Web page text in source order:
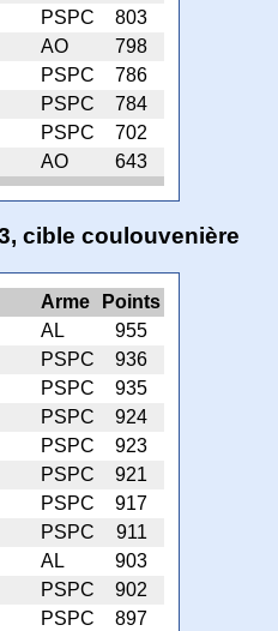
PSPC
803
AO
798
PSPC
786
PSPC
784
PSPC
702
AO 643
cible coulouvenière
Arme
Points
AL
955
PSPC
936
PSPC
935
PSPC
924
PSPC
923
PSPC
921
PSPC
917
PSPC
911
AL
903
PSPC
902
PSPC
897